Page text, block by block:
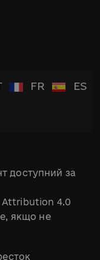
FR ES
доступний за
Attribution 4.0
якщо не